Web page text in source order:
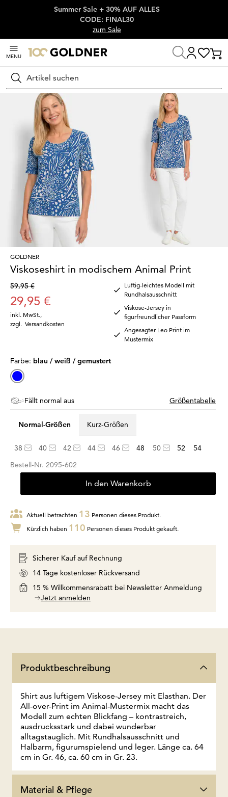
Überspringe Navigation, direkt zum Content
Summer Sale + 30% AUF ALLES
CODE: FINAL30
zum Sale
MENU
Suchen
Startseite Damenmode
GOLDNER
Viskoseshirt in modischem Animal Print
59,95 €
29,95 €
inkl. MwSt.
zzgl. Versandkosten
Luftig-leichtes Modell mit
Rundhalsausschnitt
Viskose-Jersey in
figurfreundlicher Passform
Angesagter Leo Print im
Mustermix
Farbe: blau / weiß / gemustert
Fällt normal aus Größentabelle
Normal-Größen Kurz-Größen
38 40 42 44 46 48 50 52
54
Bestell-Nr. 2095-602
In den Warenkorb
Aktuell betrachten 13 Personen dieses Produkt.
Kürzlich haben 110 Personen dieses Produkt gekauft.
Sicherer Kauf auf Rechnung
14 Tage kostenloser Rückversand
15 % Willkommensrabatt bei Newsletter Anmeldung
Jetzt anmelden
Produktbeschreibung
Shirt aus luftigem Viskose-Jersey mit Elasthan. Der
All-over-Print im Animal-Mustermix macht das
Modell zum echten Blickfang – kontrastreich,
ausdrucksstark und dabei wunderbar
alltagstauglich. Mit Rundhalsausschnitt und
Halbarm, figurumspielend und leger. Länge ca. 64
cm in Gr. 46, ca. 60 cm in Gr. 23.
Material & Pflege